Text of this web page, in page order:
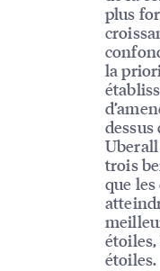
plus
la
dessus
trois
que
étoiles.